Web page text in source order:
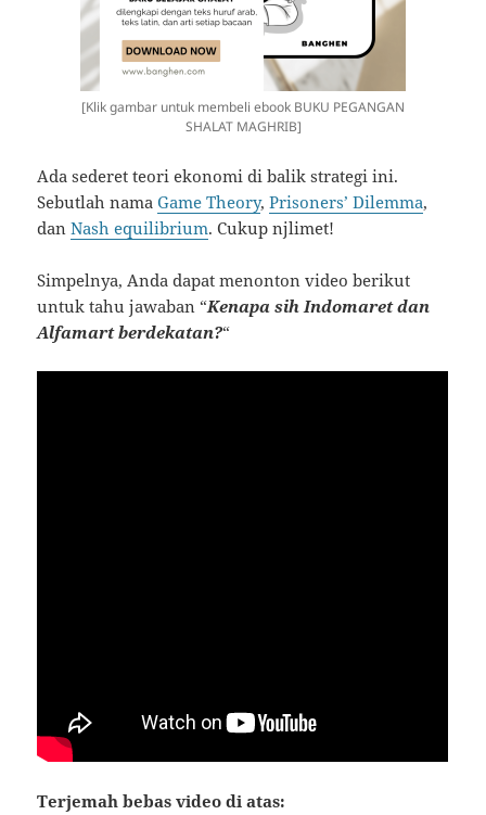
[Klik gambar untuk membeli ebook BUKU PEGANGAN
SHALAT MAGHRIB]
Ada sederet teori ekonomi di balik strategi ini.
Sebutlah namaGame Theory,Prisoners’ Dilemma,
danNash equilibrium. Cukup njlimet!
Simpelnya, Anda dapat menonton video berikut
untuk tahu jawaban “Kenapa sih Indomaret dan
Alfamart berdekatan?“
Terjemah bebas video di atas: